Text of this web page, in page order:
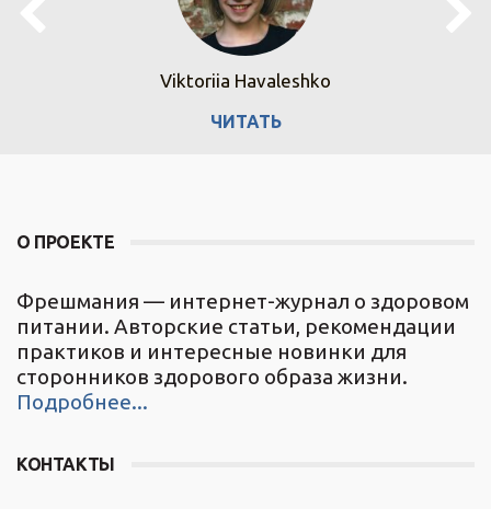
Viktoriia Havaleshko
ЧИТАТЬ
О ПРОЕКТЕ
Фрешмания — интернет-журнал о здоровом
питании. Авторские статьи, рекомендации
практиков и интересные новинки для
сторонников здорового образа жизни.
Подробнее...
КОНТАКТЫ